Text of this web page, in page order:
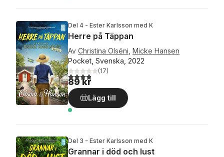
Del 4 - Ester Karlsson med K
Herre på Täppan
Av Christina Olséni Micke Hansen
Pocket, Svenska, 2022
3,8utav 5 stjärnor. Totalt antal röster:
(17)
89 kr
Lägg till
Del 3 - Ester Karlsson med K
Grannar i död och lust